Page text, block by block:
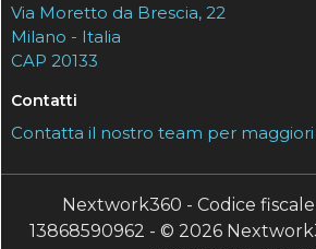
Via Moretto da Brescia, 22
Milano - Italia
CAP 20133
Contatti
Contatta il nostro team per
Nextwork360 - Codice
13868590962 - © 2026